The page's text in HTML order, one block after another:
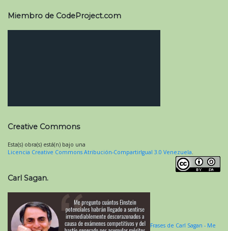
Miembro de CodeProject.com
Creative Commons
Esta(s) obra(s) está(n) bajo una
Licencia Creative Commons Atribución-CompartirIgual 3.0 Venezuela.
Carl Sagan.
Frases de Carl Sagan - Me